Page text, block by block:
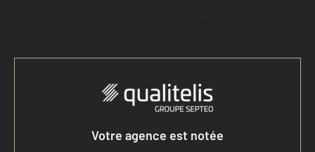
Accéder à mon compte
Votre agence est notée